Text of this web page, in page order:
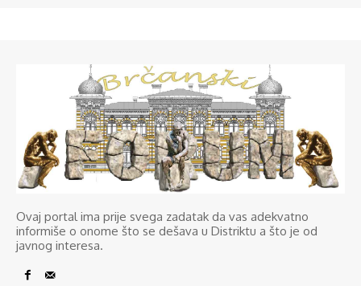
Ovaj portal ima prije svega zadatak da vas adekvatno
informiše o onome što se dešava u Distriktu a što je od
javnog interesa.